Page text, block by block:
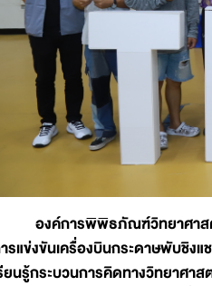
องค์การพิพิธภัณฑ์วิทยาศาส
รแข่งขันเครื่องบินกระดาษพับชิง
ยนรู้กระบวนการคิดทางวิทยาศา